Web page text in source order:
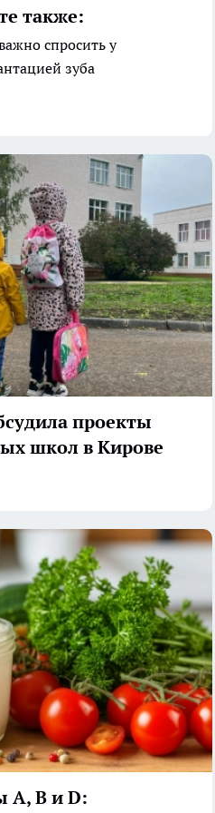
также:
спросить у
зуба
проекты
школ в Кирове
А, В и D: